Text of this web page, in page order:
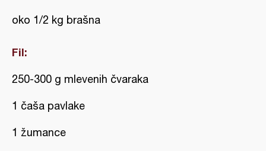
oko 1/2 kg brašna
Fil:
250-300 g mlevenih čvaraka
1 čaša pavlake
1 žumance